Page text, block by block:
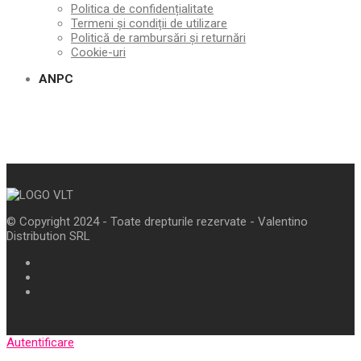
Politica de confidențialitate
Termeni și condiții de utilizare
Politică de rambursări și returnări
Cookie-uri
ANPC
© Copyright 2024 - Toate drepturile rezervate - Valentino
Distribution SRL
Autentificare